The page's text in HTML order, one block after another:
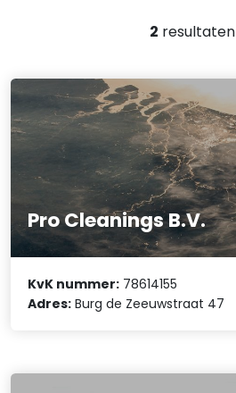
2 resultaten
Pro Cleanings B.V.
KvK nummer: 78614155
Adres: Burg de Zeeuwstraat 47